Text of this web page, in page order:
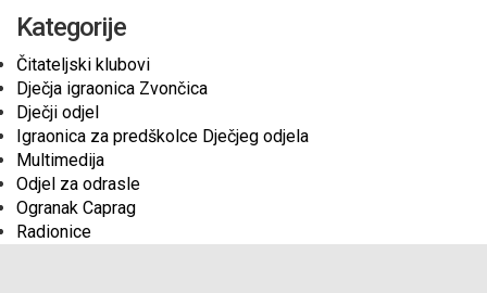
Kategorije
Čitateljski klubovi
Dječja igraonica Zvončica
Dječji odjel
Igraonica za predškolce Dječjeg odjela
Multimedija
Odjel za odrasle
Ogranak Caprag
Radionice